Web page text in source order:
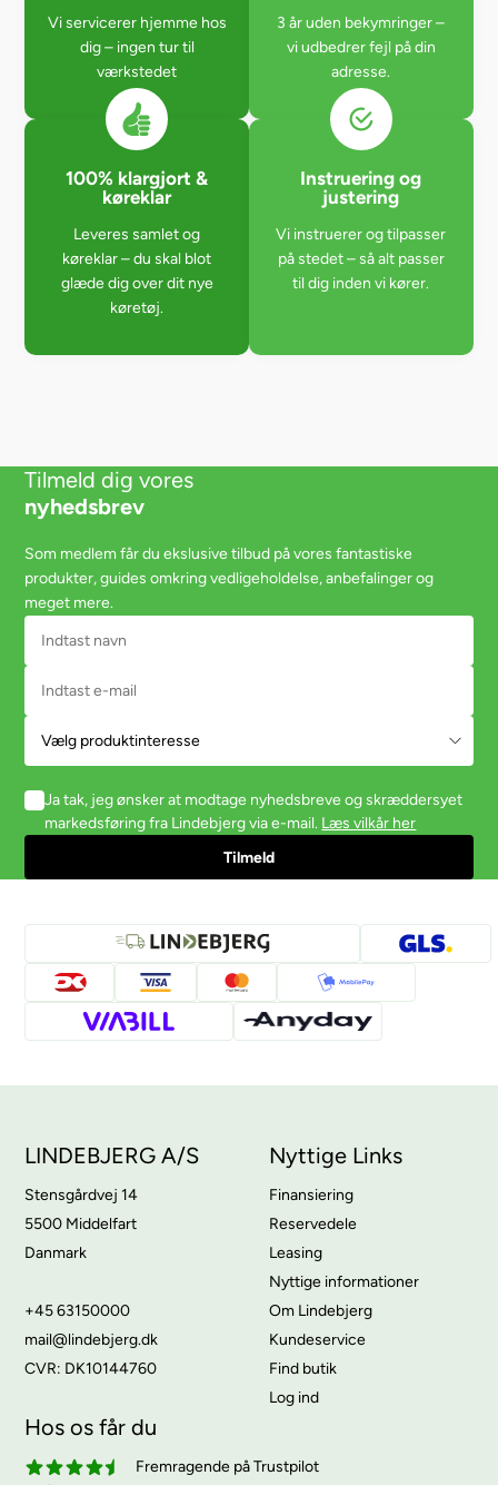
Vi servicerer hjemme hos
dig – ingen tur til
værkstedet
3 år uden bekymringer –
vi udbedrer fejl på din
adresse.
100% klargjort &
køreklar
Leveres samlet og
køreklar – du skal blot
glæde dig over dit nye
køretøj.
Instruering og
justering
Vi instruerer og tilpasser
på stedet – så alt passer
til dig inden vi kører.
Tilmeld dig vores
nyhedsbrev
Som medlem får du ekslusive tilbud på vores fantastiske
produkter, guides omkring vedligeholdelse, anbefalinger og
meget mere.
Ja tak, jeg ønsker at modtage nyhedsbreve og skræddersyet
markedsføring fra Lindebjerg via e-mail. Læs vilkår her
LINDEBJERG A/S
Stensgårdvej 14
5500 Middelfart
Danmark
+45 63150000
mail@lindebjerg.dk
CVR: DK10144760
Nyttige Links
Finansiering
Reservedele
Leasing
Nyttige informationer
Om Lindebjerg
Kundeservice
Find butik
Log ind
Hos os får du
Fremragende på Trustpilot